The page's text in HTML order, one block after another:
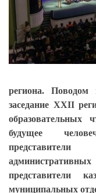
региона. Поводом
заседание XXII
образовательных
будущее
представители
муниципальных